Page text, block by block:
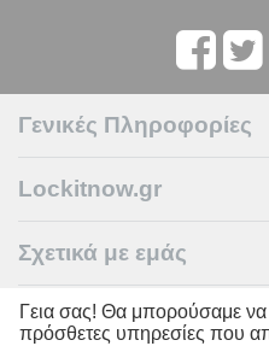
Γενικές Πληροφορίες
Lockitnow.gr
Σχετικά με εμάς
Ο Λογαριασμός μου
Γεια σας! Θα μπορούσαμε να
πρόσθετες υπηρεσίες που